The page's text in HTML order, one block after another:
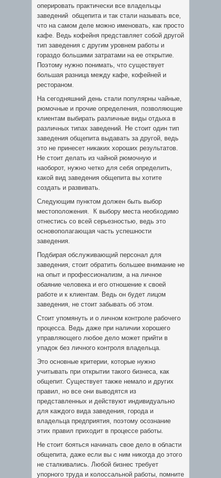
оперировать практически все владельцы
заведений общепита и так стали называть все,
что на самом деле можно именовать, как просто
кафе. Ведь кофейня представляет собой другой
тип заведения с другим уровнем работы и
гораздо большими затратами на ее открытие.
Поэтому нужно понимать, что существует
большая разница между кафе, кофейней и
рестораном.
На сегодняшний день стали популярны чайные,
рюмочные и прочие определения, позволяющие
клиентам выбирать различные виды отдыха в
различных типах заведений. Не стоит один тип
заведения общепита выдавать за другой, ведь
это не принесет никаких хороших результатов.
Не стоит делать из чайной рюмочную и
наоборот, нужно четко для себя определить,
какой вид заведения общепита вы хотите
создать и развивать.
Следующим пунктом должен быть выбор
местоположения. К выбору места необходимо
отнестись со всей серьезностью, ведь это
основополагающая часть успешности
заведения.
Подбирая обслуживающий персонал для
заведения, стоит обратить большее внимание не
на опыт и профессионализм, а на личное
обаяние человека и его отношение к своей
работе и к клиентам. Ведь он будет лицом
заведения, не стоит забывать об этом.
Стоит упомянуть и о личном контроле рабочего
процесса. Ведь даже при наличии хорошего
управляющего любое дело может прийти в
упадок без личного контроля владельца.
Это основные критерии, которые нужно
учитывать при открытии такого бизнеса, как
общепит. Существует также немало и других
правил, но все они выводятся из
представленных и действуют индивидуально
для каждого вида заведения, города и
владельца предприятия, поэтому осознание
этих правил приходит в процессе работы.
Не стоит бояться начинать свое дело в области
общепита, даже если вы с ним никогда до этого
не сталкивались. Любой бизнес требует
упорного труда и колоссальной работы, помните